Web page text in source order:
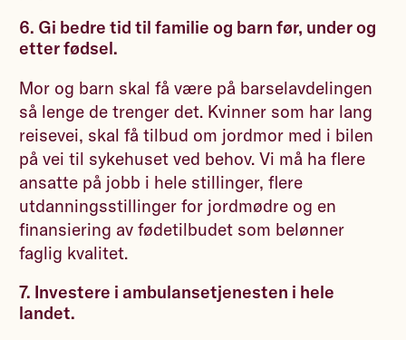
6. Gi bedre tid til familie og barn før, under og
etter fødsel.
Mor og barn skal få være på barselavdelingen
så lenge de trenger det. Kvinner som har lang
reisevei, skal få tilbud om jordmor med i bilen
på vei til sykehuset ved behov. Vi må ha flere
ansatte på jobb i hele stillinger, flere
utdanningsstillinger for jordmødre og en
finansiering av fødetilbudet som belønner
faglig kvalitet.
7. Investere i ambulansetjenesten i hele
landet.